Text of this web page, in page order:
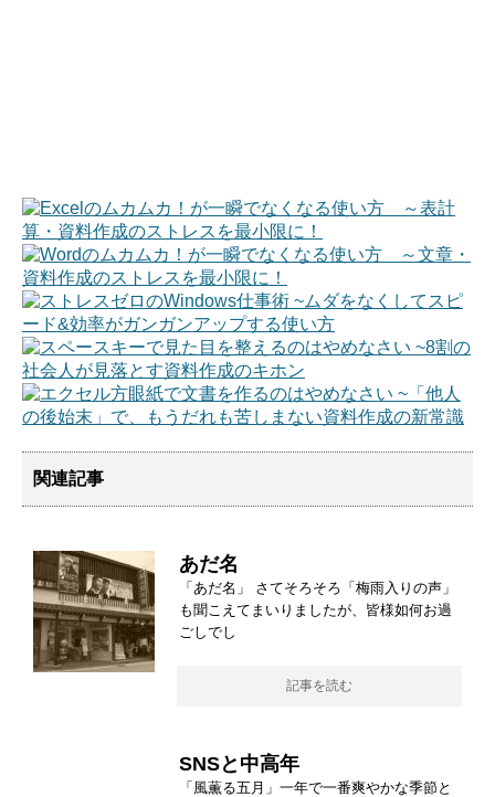
関連記事
あだ名
「あだ名」 さてそろそろ「梅雨入りの声」
も聞こえてまいりましたが、皆様如何お過
ごしでし
記事を読む
SNSと中高年
「風薫る五月」一年で一番爽やかな季節と